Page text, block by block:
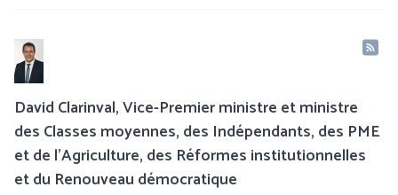
David Clarinval, Vice-Premier ministre et ministre
des Classes moyennes, des Indépendants, des PME
et de l’Agriculture, des Réformes institutionnelles
et du Renouveau démocratique